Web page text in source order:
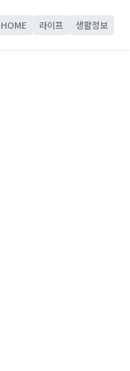
HOME 라이프 생활정보